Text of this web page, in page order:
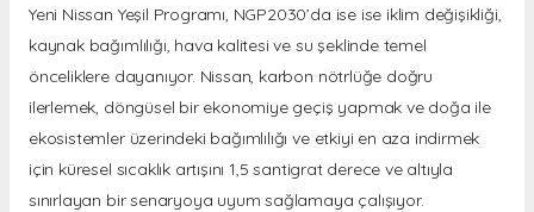
Yeni Nissan Yeşil Programı, NGP2030’da ise ise iklim değişikliği,
kaynak bağımlılığı, hava kalitesi ve su şeklinde temel
önceliklere dayanıyor. Nissan, karbon nötrlüğe doğru
ilerlemek, döngüsel bir ekonomiye geçiş yapmak ve doğa ile
ekosistemler üzerindeki bağımlılığı ve etkiyi en aza indirmek
için küresel sıcaklık artışını 1,5 santigrat derece ve altıyla
sınırlayan bir senaryoya uyum sağlamaya çalışıyor.